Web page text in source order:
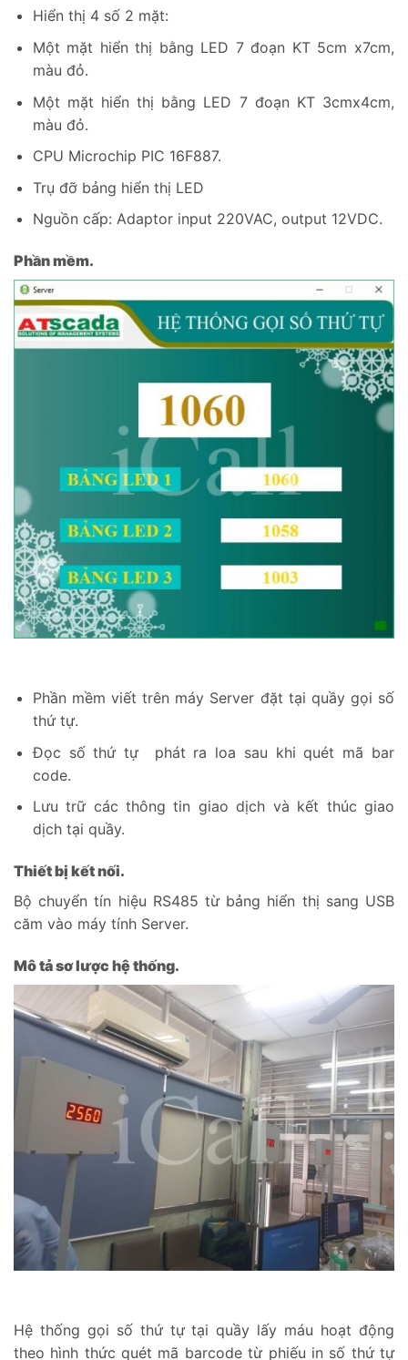
Hiển thị 4 số 2 mặt:
Một mặt hiển thị bằng LED 7 đoạn KT 5cm x7cm,
màu đỏ.
Một mặt hiển thị bằng LED 7 đoạn KT 3cmx4cm,
màu đỏ.
CPU Microchip PIC 16F887.
Trụ đỡ bảng hiển thị LED
Nguồn cấp: Adaptor input 220VAC, output 12VDC.
Phần mềm.
Phần mềm viết trên máy Server đặt tại quầy gọi số
thứ tự.
Đọc số thứ tự phát ra loa sau khi quét mã bar
code.
Lưu trữ các thông tin giao dịch và kết thúc giao
dịch tại quầy.
Thiết bị kết nối.
Bộ chuyển tín hiệu RS485 từ bảng hiển thị sang USB
căm vào máy tính Server.
Mô tả sơ lược hệ thống.
Hệ thống gọi số thứ tự tại quầy lấy máu hoạt động
theo hình thức quét mã barcode từ phiếu in số thứ tự